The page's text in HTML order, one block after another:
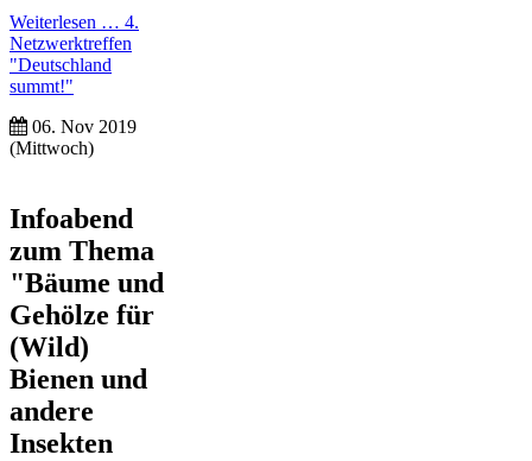
Weiterlesen … 4.
Netzwerktreffen
"Deutschland
summt!"
06. Nov 2019
(Mittwoch)
Infoabend
zum Thema
"Bäume und
Gehölze für
(Wild)
Bienen und
andere
Insekten